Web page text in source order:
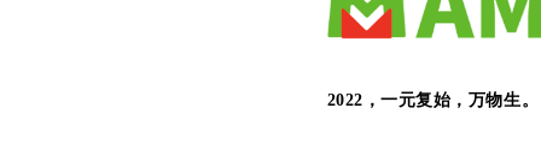
2022，一元复始，万物生。